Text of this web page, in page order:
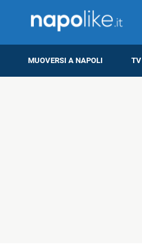
MUOVERSI A NAPOLI TV